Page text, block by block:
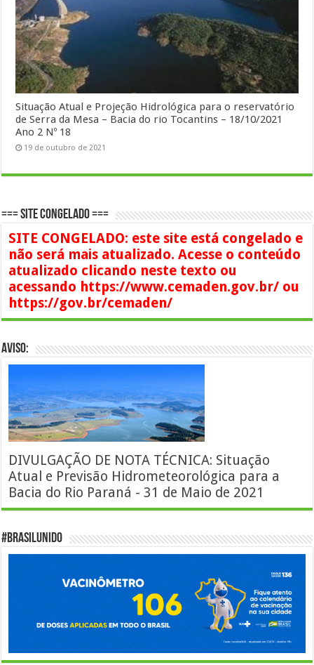
Situação Atual e Projeção Hidrológica para o reservatório
de Serra da Mesa – Bacia do rio Tocantins – 18/10/2021
Ano 2 Nº 18
19 de outubro de 2021
=== SITE CONGELADO ===
SITE CONGELADO: este site está congelado e
não será mais atualizado. Acesse o conteúdo
atualizado clicando neste texto ou
acessando https://www.cemaden.gov.br/ ou
https://gov.br/cemaden/
AVISO:
DIVULGAÇÃO DE NOTA TÉCNICA: Situação
Atual e Previsão Hidrometeorológica para a
Bacia do Rio Paraná - 31 de Maio de 2021
#BrasilUnido